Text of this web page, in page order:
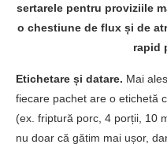
sertarele pentru proviziile
o chestiune de flux și de
rapid
Etichetare și datare. Mai
fiecare pachet are o etichetă
(ex. friptură porc, 4 porții, 10
nu doar că gătim mai ușor,